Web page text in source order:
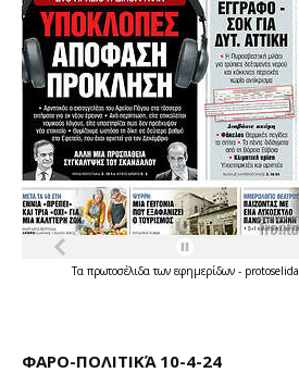
Τα πρωτοσέλιδατων εφημερίδων - protoselida
ΦΑΡΟ-ΠΟΛΙΤΙΚΆ 10-4-24